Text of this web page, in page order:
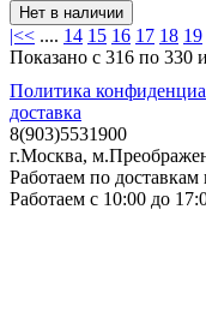
|<< .... 14 15 16 17 18 19
Показано с 316 по 330
Политика
доставка
8(903)5531900
г.Москва,
Работаем по
Работаем с 10:00 до